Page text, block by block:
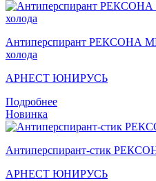
Антиперспирант РЕКСОНА
холода
АРНЕСТ ЮНИРУСЬ
Подробнее
Новинка
Антиперспирант-стик
АРНЕСТ ЮНИРУСЬ